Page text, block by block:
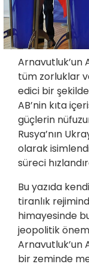
Arnavutluk’un
tüm zorluklar
edici bir
AB’nin kıta
güçlerin
Rusya’nın
olarak
süreci
Bu yazıda
tiranlık
himayesinde
jeopolitik
Arnavutluk’un
bir zeminde